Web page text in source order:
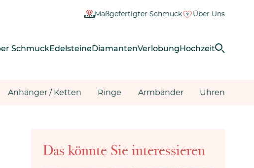
Maßgefertigter Schmuck Über Uns
SchmuckEdelsteine DiamantenVerlobung Hochzeit
Anhänger / Ketten Ringe Armbänder Uhren
Das könnte Sie interessieren